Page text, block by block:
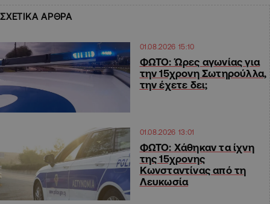
ΣΧΕΤΙΚΑ ΑΡΘΡΑ
01.08.2026 15:10
ΦΩΤΟ: Ώρες αγωνίας για
την 15χρονη Σωτηρούλλα,
την έχετε δει;
01.08.2026 13:01
ΦΩΤΟ: Χάθηκαν τα ίχνη
της 15χρονης
Κωνσταντίνας από τη
Λευκωσία